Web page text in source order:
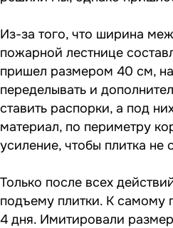
Из-за того, что ширина
пожарной лестнице
пришел размером 40 см,
переделывать и
ставить распорки, а под
материал, по периметру
усиление, чтобы плитка не
Только после всех
подъему плитки. К самому
4 дня. Имитировали